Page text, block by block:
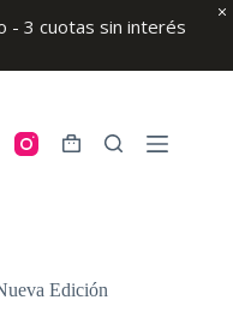
- 3 cuotas sin interés
Shopping
Edición